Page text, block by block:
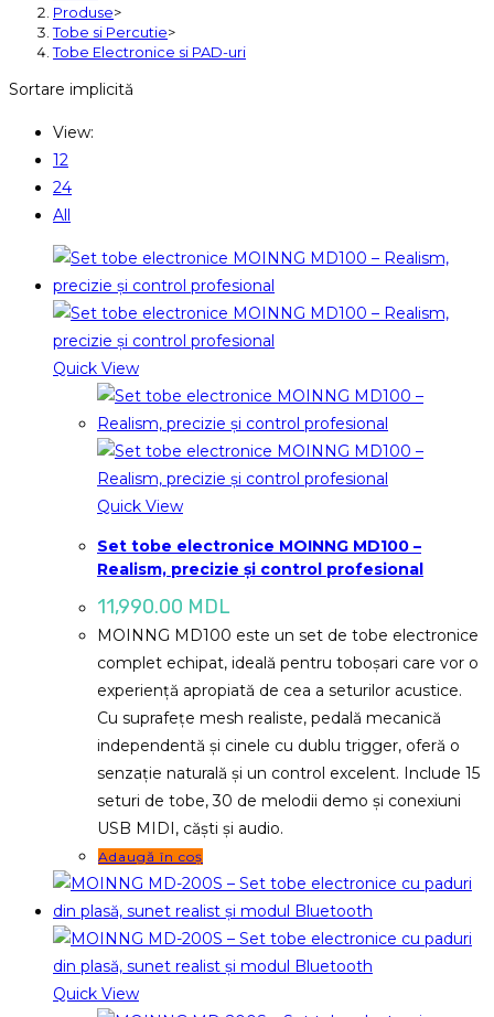
Produse>
Tobe si Percutie>
Tobe Electronice si PAD-uri
Sortare implicită
View:
12
24
All
Quick View
Quick View
Set tobe electronice MOINNG MD100 –
Realism, precizie și control profesional
11,990.00 MDL
MOINNG MD100 este un set de tobe electronice
complet echipat, ideală pentru toboșari care vor o
experiență apropiată de cea a seturilor acustice.
Cu suprafețe mesh realiste, pedală mecanică
independentă și cinele cu dublu trigger, oferă o
senzație naturală și un control excelent. Include 15
seturi de tobe, 30 de melodii demo și conexiuni
USB MIDI, căști și audio.
Adaugă în coș
Quick View